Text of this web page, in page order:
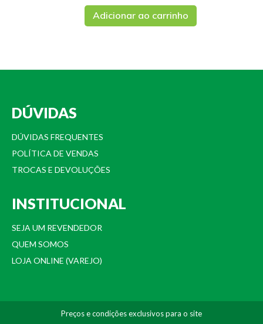
Adicionar ao carrinho
DÚVIDAS
DÚVIDAS FREQUENTES
POLÍTICA DE VENDAS
TROCAS E DEVOLUÇÕES
INSTITUCIONAL
SEJA UM REVENDEDOR
QUEM SOMOS
LOJA ONLINE (VAREJO)
Preços e condições exclusivos para o site